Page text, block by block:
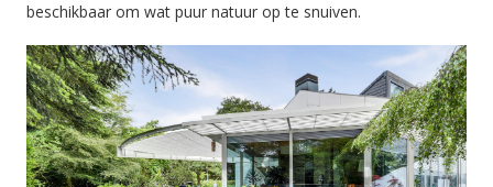
beschikbaar om wat puur natuur op te snuiven.